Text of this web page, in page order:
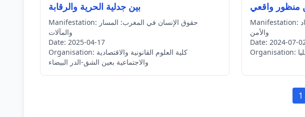
بين جدلية الحرية والرقابة
Manifestation:
والمآلات
Date: 2025-04-17
Organisation:
والاجتماعية بعين الشق-الدر البيضاء
منظور واقعي
Manifestation:
والأمن
Date: 2024-07-
Organisation:
1